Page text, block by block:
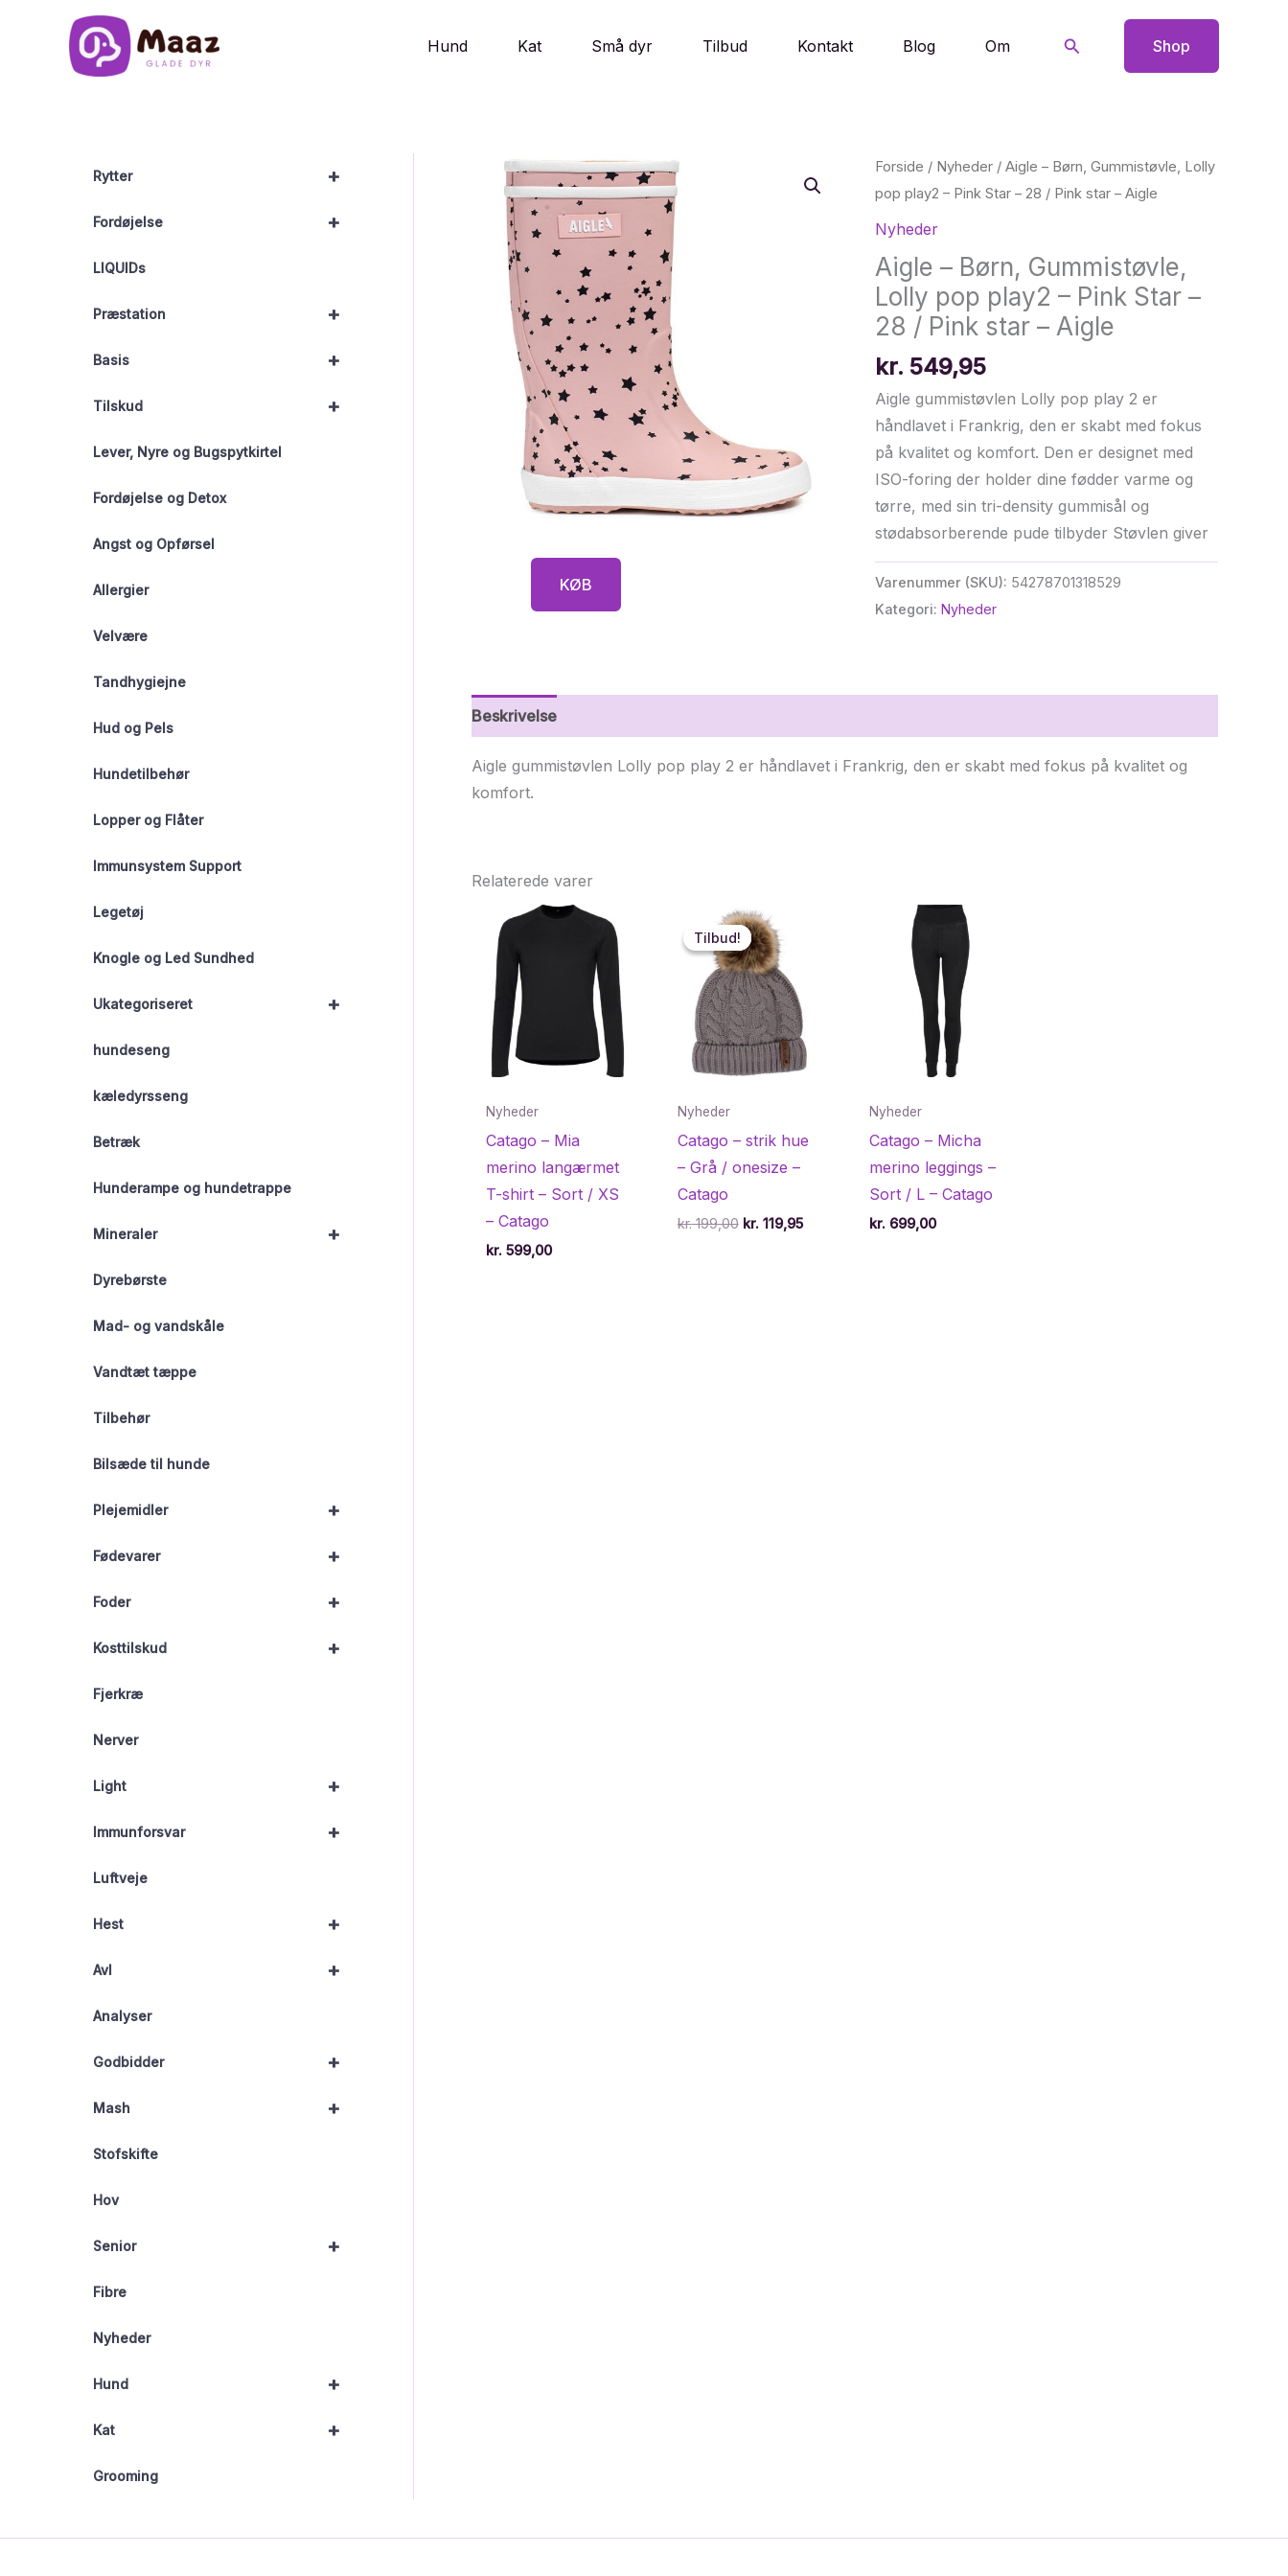
Hund Kat Små dyr Tilbud Kontakt Blog Om Søg Shop
+
Rytter
+
Fordøjelse
LIQUIDs
+
Præstation
+
Basis
+
Tilskud
Lever, Nyre og Bugspytkirtel
Fordøjelse og Detox
Angst og Opførsel
Allergier
Velvære
Tandhygiejne
Hud og Pels
Hundetilbehør
Lopper og Flåter
Immunsystem Support
Legetøj
Knogle og Led Sundhed
+
Ukategoriseret
hundeseng
kæledyrsseng
Betræk
Hunderampe og hundetrappe
+
Mineraler
Dyrebørste
Mad- og vandskåle
Vandtæt tæppe
Tilbehør
Bilsæde til hunde
+
Plejemidler
+
Fødevarer
+
Foder
+
Kosttilskud
Fjerkræ
Nerver
+
Light
+
Immunforsvar
Luftveje
+
Hest
+
Avl
Analyser
+
Godbidder
+
Mash
Stofskifte
Hov
+
Senior
Fibre
Nyheder
+
Hund
+
Kat
Grooming
Forside / Nyheder/ Aigle – Børn, Gummistøvle, Lolly
pop play2 – Pink Star – 28 / Pink star – Aigle
Nyheder
Aigle – Børn, Gummistøvle,
Lolly pop play2 – Pink Star –
28 / Pink star – Aigle
kr. 549,95
Aigle gummistøvlen Lolly pop play 2 er
håndlavet i Frankrig, den er skabt med fokus
på kvalitet og komfort. Den er designet med
ISO-foring der holder dine fødder varme og
tørre, med sin tri-density gummisål og
stødabsorberende pude tilbyder Støvlen giver
Varenummer (SKU): 54278701318529
Kategori: Nyheder
KØB
Beskrivelse
Aigle gummistøvlen Lolly pop play 2 er håndlavet i Frankrig, den er skabt med fokus på kvalitet og
komfort.
Relaterede varer
Nyheder
Catago – Mia
merino langærmet
T-shirt – Sort / XS
– Catago
kr. 599,00
Tilbud!
Tilbud!
Nyheder
Catago – strik hue
– Grå / onesize –
Catago
kr.199,00 Den
kr.119,95Den
Nyheder
Catago – Micha
merino leggings –
Sort / L – Catago
kr.699,00